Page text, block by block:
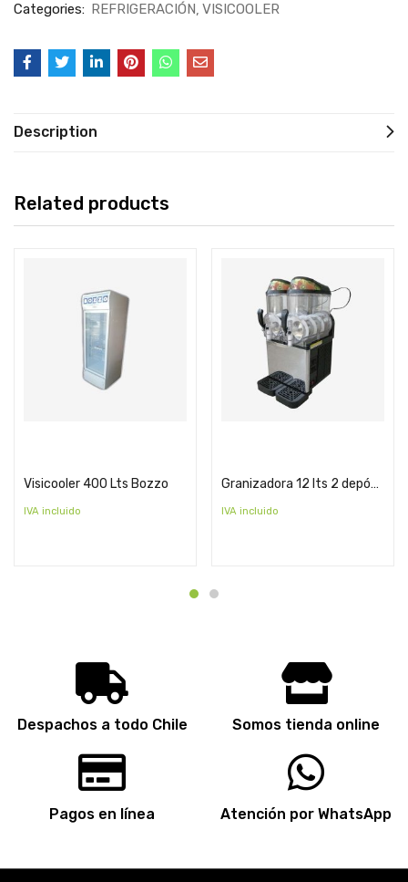
Categories: REFRIGERACIÓN VISICOOLER
Description
Related products
Visicooler 400 Lts Bozzo
IVA incluido
Granizadora 12 lts 2 depósitos
IVA incluido
Despachos a todo Chile Somos tienda online
Pagos en línea Atención por WhatsApp